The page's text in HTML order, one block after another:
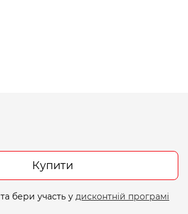
Купити
та бери участь у дисконтній програмі